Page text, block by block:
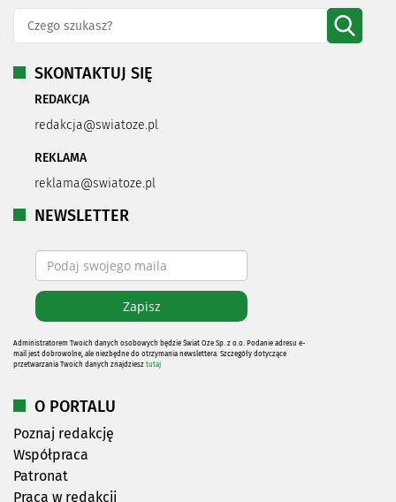
SKONTAKTUJ SIĘ
REDAKCJA
redakcja@swiatoze.pl
REKLAMA
reklama@swiatoze.pl
NEWSLETTER
Administratorem Twoich danych osobowych będzie Świat Oze Sp. z o.o. Podanie adresu e-
mail jest dobrowolne, ale niezbędne do otrzymania newslettera. Szczegóły dotyczące
przetwarzania Twoich danych znajdziesz tutaj
O PORTALU
Poznaj redakcję
Współpraca
Patronat
Praca w redakcji